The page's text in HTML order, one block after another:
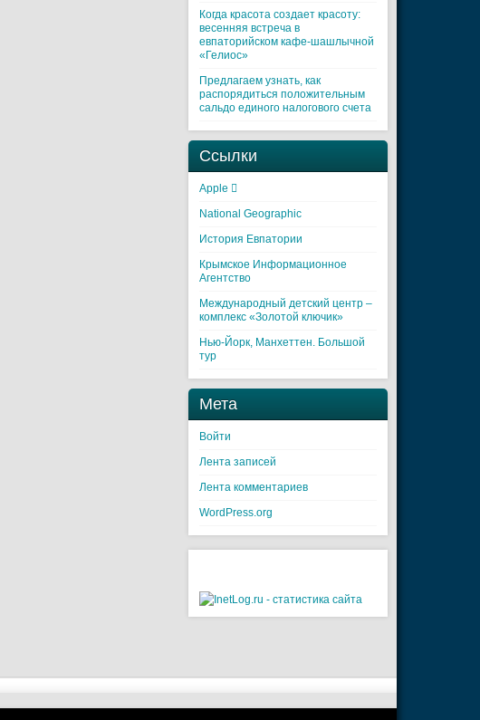
Когда красота создает красоту:
весенняя встреча в
евпаторийском кафе-шашлычной
«Гелиос»
Предлагаем узнать, как
распорядиться положительным
сальдо единого налогового счета
Ссылки
Apple 
National Geographic
История Евпатории
Крымское Информационное
Агентство
Международный детский центр –
комплекс «Золотой ключик»
Нью-Йорк, Манхеттен. Большой
тур
Мета
Войти
Лента записей
Лента комментариев
WordPress.org